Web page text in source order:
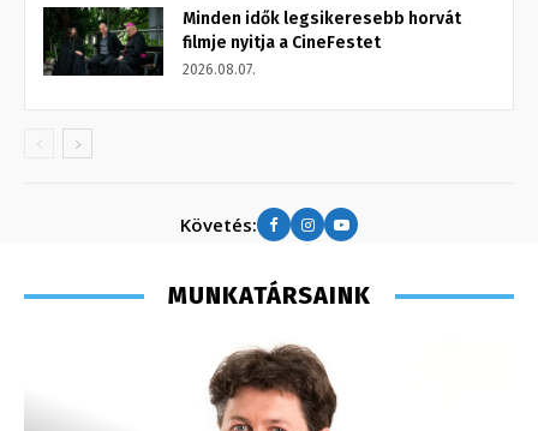
Minden idők legsikeresebb horvát
filmje nyitja a CineFestet
2026.08.07.
Követés:
MUNKATÁRSAINK